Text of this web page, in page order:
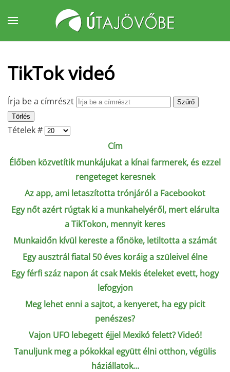
Fő tartalom átugrása
TikTok videó
Írja be a címrészt
Szűrő
Törlés
Tételek #
Cím
Élőben közvetítik munkájukat a kínai farmerek, és ezzel
rengeteget keresnek
Az app, ami letaszította trónjáról a Facebookot
Egy nőt azért rúgtak ki a munkahelyéről, mert elárulta
a TikTokon, mennyit keres
Munkaidőn kívül kereste a főnöke, letiltotta a számát
Egy ausztrál fiatal 50 éves koráig a szüleivel élne
Egy férfi száz napon át csak Mekis ételeket evett, hogy
lefogyjon
Meg lehet enni a sajtot, a kenyeret, ha egy picit
penészes?
Vajon UFO lebegett éjjel Mexikó felett? Videó!
Tanuljunk meg a pókokkal együtt élni otthon, végülis
háziállatok...